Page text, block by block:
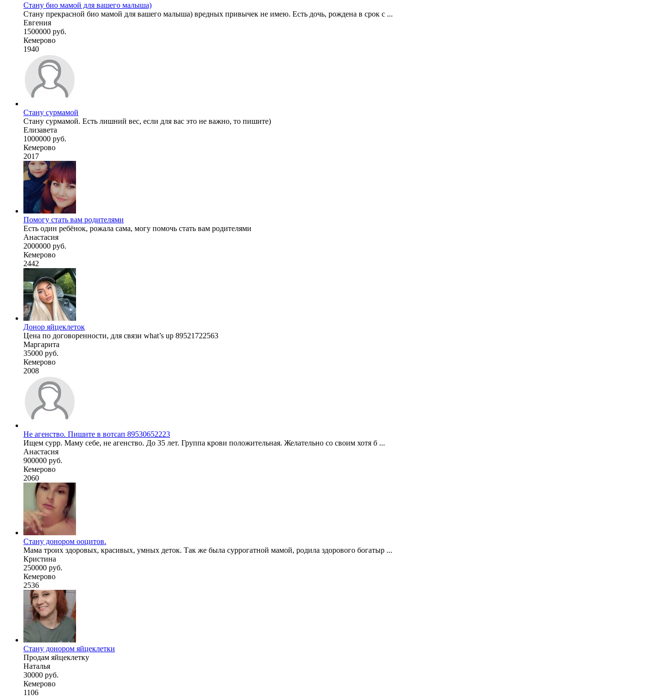
Стану био мамой для вашего малыша)
Стану прекрасной био мамой для вашего малыша) вредных привычек не имею. Есть дочь, рождена в срок с ...
Евгения
1500000 руб.
Кемерово
1940
Стану сурмамой
Стану сурмамой. Есть лишний вес, если для вас это не важно, то пишите)
Елизавета
1000000 руб.
Кемерово
2017
Помогу стать вам родителями
Есть один ребёнок, рожала сама, могу помочь стать вам родителями
Анастасия
2000000 руб.
Кемерово
2442
Донор яйцеклеток
Цена по договоренности, для связи what’s up 89521722563
Маргарита
35000 руб.
Кемерово
2008
Не агенство. Пишите в вотсап 89530652223
Ищем сурр. Маму себе, не агенство. До 35 лет. Группа крови положительная. Желательно со своим хотя б ...
Анастасия
900000 руб.
Кемерово
2060
Стану донором ооцитов.
Мама троих здоровых, красивых, умных деток. Так же была суррогатной мамой, родила здорового богатыр ...
Кристина
250000 руб.
Кемерово
2536
Стану донором яйцеклетки
Продам яйцеклетку
Наталья
30000 руб.
Кемерово
1106